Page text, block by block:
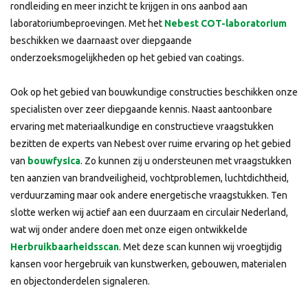
rondleiding en meer inzicht te krijgen in ons aanbod aan
laboratoriumbeproevingen. Met het Nebest COT-laboratorium
beschikken we daarnaast over diepgaande
onderzoeksmogelijkheden op het gebied van coatings.
Ook op het gebied van bouwkundige constructies beschikken onze
specialisten over zeer diepgaande kennis. Naast aantoonbare
ervaring met materiaalkundige en constructieve vraagstukken
bezitten de experts van Nebest over ruime ervaring op het gebied
van bouwfysica. Zo kunnen zij u ondersteunen met vraagstukken
ten aanzien van brandveiligheid, vochtproblemen, luchtdichtheid,
verduurzaming maar ook andere energetische vraagstukken. Ten
slotte werken wij actief aan een duurzaam en circulair Nederland,
wat wij onder andere doen met onze eigen ontwikkelde
Herbruikbaarheidsscan. Met deze scan kunnen wij vroegtijdig
kansen voor hergebruik van kunstwerken, gebouwen, materialen
en objectonderdelen signaleren.